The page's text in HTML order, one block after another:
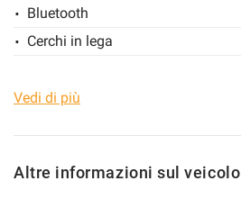
Bluetooth
Cerchi in lega
Climatizzatore
Cruise Control
Vedi di più
Altre informazioni sul veicolo